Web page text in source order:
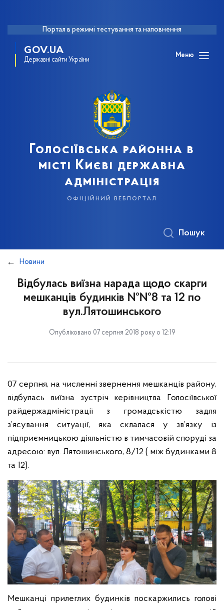
Портал в режимі тестування та наповнення
GOV.UA
Державні сайти України
Меню
Голосіївська районна в
місті Києві державна
адміністрація
офіційний вебпортал
Пошук
Новини
Відбулась виїзна нарада щодо скарги
мешканців будинків №№8 та 12 по
вул.Лятошинського
Опубліковано 07 серпня 2018 року о 12:19
07 серпня, на численні звернення мешканців району,
відбулась виїзна зустріч керівництва Голосіївської
райдержадміністрації з громадськістю задля
з’ясування ситуації, яка склалася у зв’язку із
підприємницькою діяльністю в тимчасовій споруді за
адресою: вул. Лятошинського, 8/12 ( між будинками 8
та 12).
Мешканці прилеглих будинків поскаржились голові